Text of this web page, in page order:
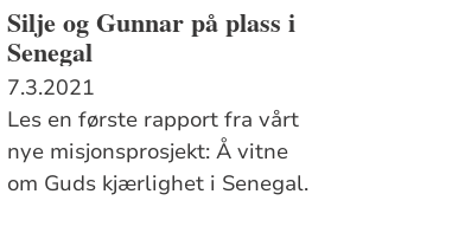
Silje og Gunnar på plass i
Senegal
7.3.2021
Les en første rapport fra vårt
nye misjonsprosjekt: Å vitne
om Guds kjærlighet i Senegal.